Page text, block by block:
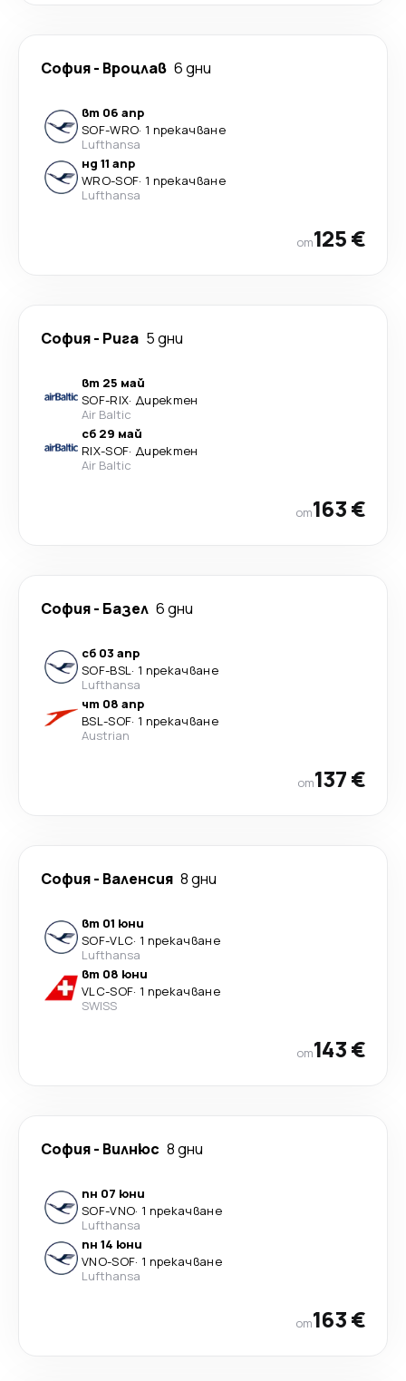
София- Вроцлав 6 дни
вт 06 апр
SOF-WRO· 1 прекачване
Lufthansa
нд 11 апр
WRO-SOF· 1 прекачване
Lufthansa
от125 €
София- Рига 5 дни
вт 25 май
SOF-RIX· Директен
Air Baltic
сб 29 май
RIX-SOF· Директен
Air Baltic
от163 €
София- Базел 6 дни
сб 03 апр
SOF-BSL· 1 прекачване
Lufthansa
чт 08 апр
BSL-SOF· 1 прекачване
Austrian
от137 €
София- Валенсия 8 дни
вт 01 юни
SOF-VLC· 1 прекачване
Lufthansa
вт 08 юни
VLC-SOF· 1 прекачване
SWISS
от143 €
София- Вилнюс 8 дни
пн 07 юни
SOF-VNO· 1 прекачване
Lufthansa
пн 14 юни
VNO-SOF· 1 прекачване
Lufthansa
от163 €